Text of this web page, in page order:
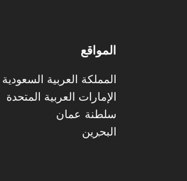
المواقع
المملكة العربية السعودية
الإمارات العربية المتحدة
سلطنة عمان
البحرين